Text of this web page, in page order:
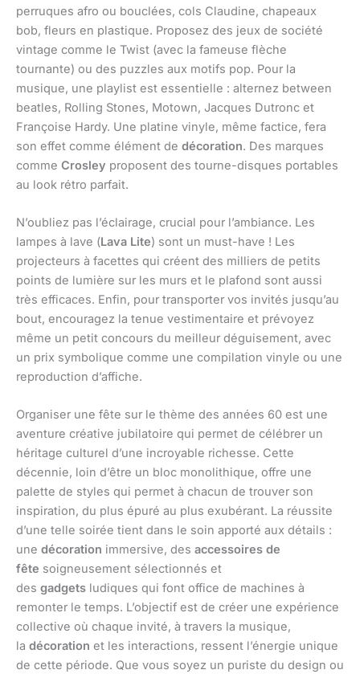
perruques afro ou bouclées, cols Claudine, chapeaux
bob, fleurs en plastique. Proposez des jeux de société
vintage comme le Twist (avec la fameuse flèche
tournante) ou des puzzles aux motifs pop. Pour la
musique, une playlist est essentielle : alternez between
beatles, Rolling Stones, Motown, Jacques Dutronc et
Françoise Hardy. Une platine vinyle, même factice, fera
son effet comme élément de décoration. Des marques
comme Crosley proposent des tourne-disques portables
au look rétro parfait.
N’oubliez pas l’éclairage, crucial pour l’ambiance. Les
lampes à lave (Lava Lite) sont un must-have ! Les
projecteurs à facettes qui créent des milliers de petits
points de lumière sur les murs et le plafond sont aussi
très efficaces. Enfin, pour transporter vos invités jusqu’au
bout, encouragez la tenue vestimentaire et prévoyez
même un petit concours du meilleur déguisement, avec
un prix symbolique comme une compilation vinyle ou une
reproduction d’affiche.
Organiser une fête sur le thème des années 60 est une
aventure créative jubilatoire qui permet de célébrer un
héritage culturel d’une incroyable richesse. Cette
décennie, loin d’être un bloc monolithique, offre une
palette de styles qui permet à chacun de trouver son
inspiration, du plus épuré au plus exubérant. La réussite
d’une telle soirée tient dans le soin apporté aux détails :
une décoration immersive, des accessoires de
fête soigneusement sélectionnés et
des gadgets ludiques qui font office de machines à
remonter le temps. L’objectif est de créer une expérience
collective où chaque invité, à travers la musique,
la décoration et les interactions, ressent l’énergie unique
de cette période. Que vous soyez un puriste du design ou